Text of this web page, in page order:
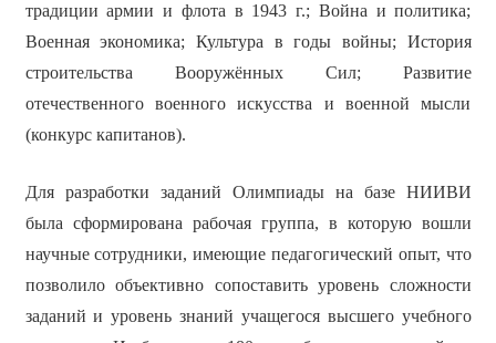
традиции армии и флота в 1943 г.; Война и политика;
Военная экономика; Культура в годы войны; История
строительства Вооружённых Сил; Развитие
отечественного военного искусства и военной мысли
(конкурс капитанов).
Для разработки заданий Олимпиады на базе НИИВИ
была сформирована рабочая группа, в которую вошли
научные сотрудники, имеющие педагогический опыт, что
позволило объективно сопоставить уровень сложности
заданий и уровень знаний учащегося высшего учебного